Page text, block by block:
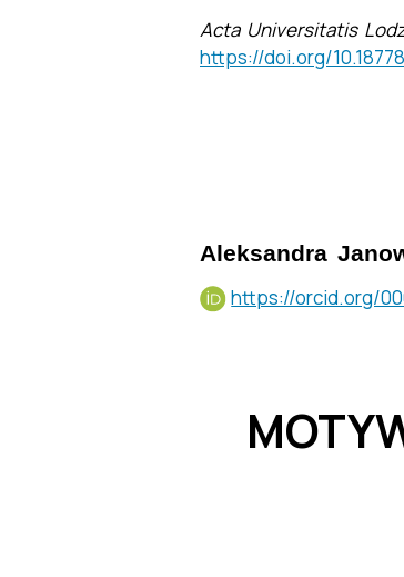
Acta Universitatis
https://doi.org/
Aleksandra
https://orcid.org/